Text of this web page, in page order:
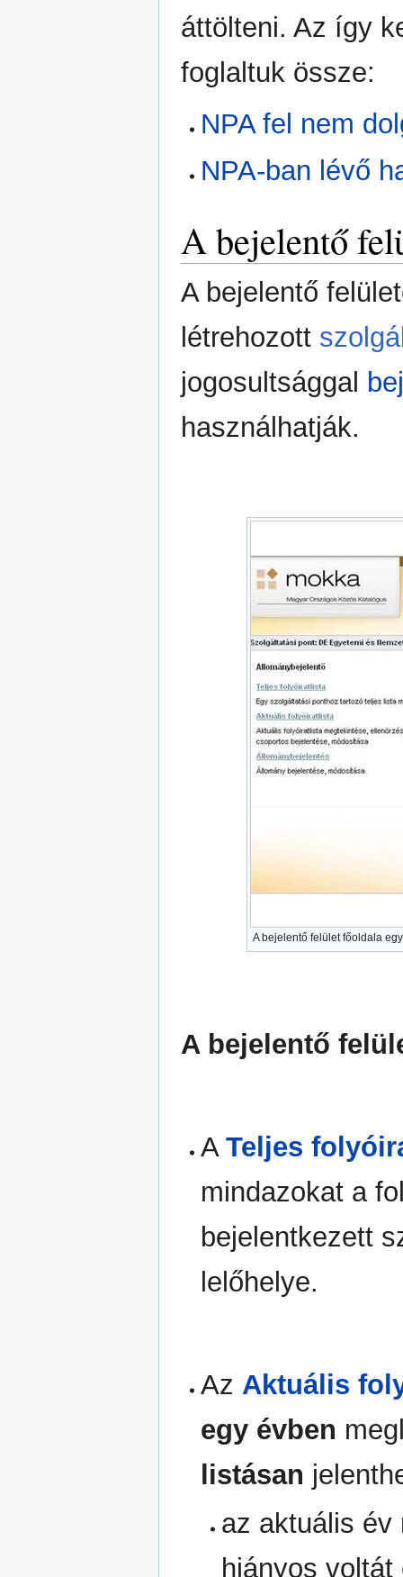
áttölteni. Az így
foglaltuk össze:
NPA fel nem
NPA-ban lévő
A bejelentő
A bejelentő
létrehozott
jogosultsággal
használhatják.
A bejelentő felület főoldala
A bejelentő
ATeljes
mindazokat a
bejelentkezett
lelőhelye.
Az Aktuális
egy évben
listásan
az aktuális év
hiányos voltát